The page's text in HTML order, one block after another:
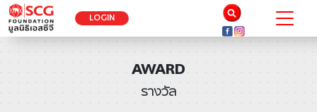
LOGIN
AWARD
รางวัล